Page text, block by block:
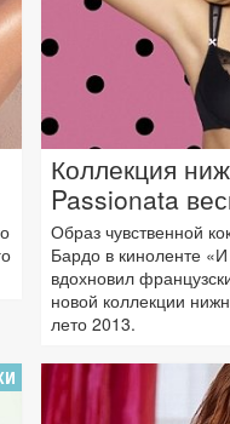
Коллекция
Passionata
Образ чувственной
Бардо в киноленте
вдохновил
новой коллекции
лето 2013.